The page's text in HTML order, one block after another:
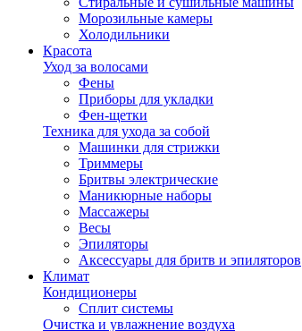
Морозильные камеры
Холодильники
Красота
Уход за волосами
Фены
Приборы для укладки
Фен-щетки
Техника для ухода за собой
Машинки для стрижки
Триммеры
Бритвы электрические
Маникюрные наборы
Массажеры
Весы
Эпиляторы
Аксессуары для бритв и эпиляторов
Климат
Кондиционеры
Сплит системы
Очистка и увлажнение воздуха